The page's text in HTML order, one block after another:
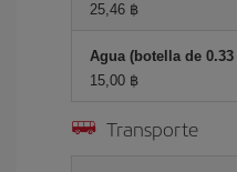
25,46 ฿
Agua (botella de
15,00 ฿
Transporte